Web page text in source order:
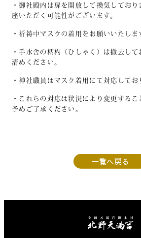
・御社殿内は扉を開放して換気してお
座いただく可能性がございます。
・祈祷中マスクの着用をお願いいたしま
・手水舎の柄杓（ひしゃく）は撤去し
清めください。
・神社職員はマスク着用にて対応してお
・これらの対応は状況により変更するこ
予めご了承ください。
一覧へ戻る
北